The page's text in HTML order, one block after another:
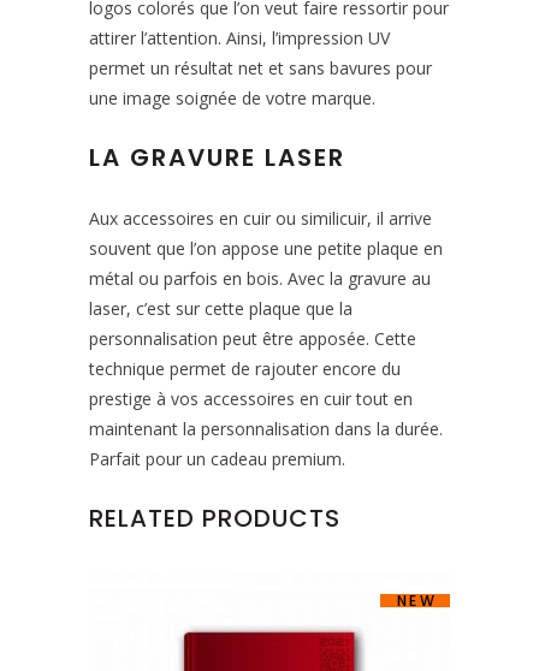
logos colorés que l’on veut faire ressortir pour
attirer l’attention. Ainsi, l’impression UV
permet un résultat net et sans bavures pour
une image soignée de votre marque.
LA GRAVURE LASER
Aux accessoires en cuir ou similicuir, il arrive
souvent que l’on appose une petite plaque en
métal ou parfois en bois. Avec la gravure au
laser, c’est sur cette plaque que la
personnalisation peut être apposée. Cette
technique permet de rajouter encore du
prestige à vos accessoires en cuir tout en
maintenant la personnalisation dans la durée.
Parfait pour un cadeau premium.
RELATED PRODUCTS
NEW